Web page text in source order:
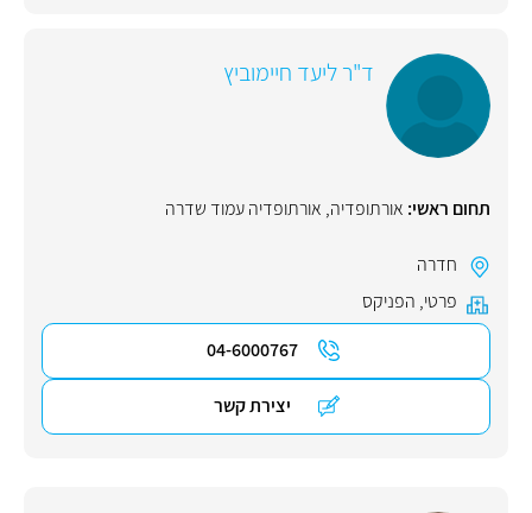
ד"ר ליעד חיימוביץ
תחום ראשי: אורתופדיה, אורתופדיה עמוד שדרה
חדרה
פרטי, הפניקס
04-6000767
יצירת קשר